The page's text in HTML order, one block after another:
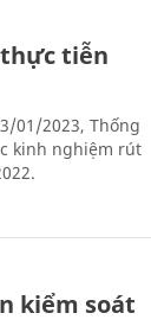
tiễn
01/2023, Thống
kinh nghiệm rút
kiểm soát